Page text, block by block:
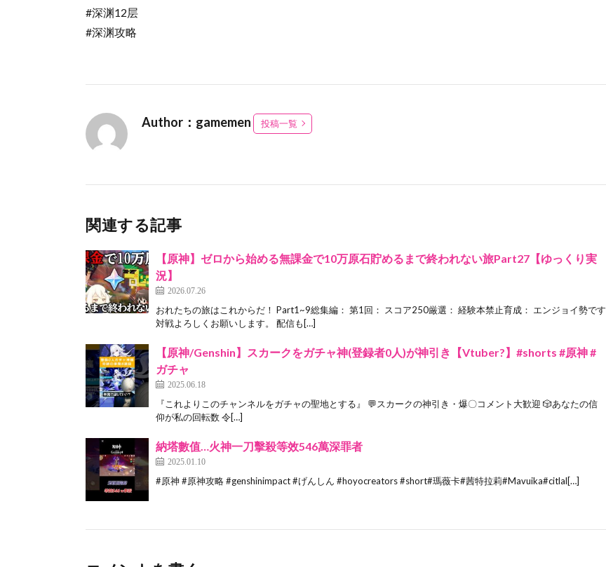
#深渊12层
#深渊攻略
Author：gamemen 投稿一覧
関連する記事
【原神】ゼロから始める無課金で10万原石貯めるまで終われない旅Part27【ゆっくり実
況】
2026.07.26
おれたちの旅はこれからだ！ Part1~9総集編： 第1回： スコア250厳選： 経験本禁止育成： エンジョイ勢です
対戦よろしくお願いします。 配信も[…]
【原神/Genshin】スカークをガチャ神(登録者0人)が神引き【Vtuber?】#shorts #原神 #
ガチャ
2025.06.18
『これよりこのチャンネルをガチャの聖地とする』 💬スカークの神引き・爆〇コメント大歓迎 🎲あなたの信
仰が私の回転数 令[…]
納塔數值…火神一刀擊殺等效546萬深罪者
2025.01.10
#原神 #原神攻略 #genshinimpact #げんしん #hoyocreators #short#瑪薇卡#茜特拉莉#Mavuika#citlal[…]